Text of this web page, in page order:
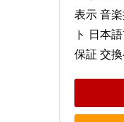
表示 音
ト 日本
保証 交